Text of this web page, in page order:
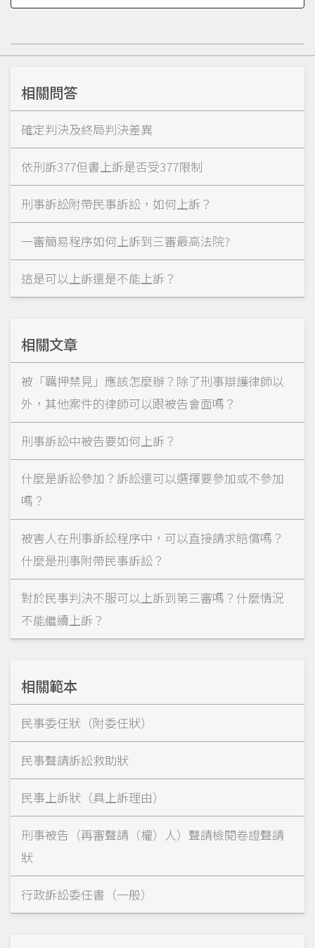
相關問答
確定判決及終局判決差異
依刑訴377但書上訴是否受377限制
刑事訴訟附帶民事訴訟，如何上訴？
一審簡易程序如何上訴到三審最高法院?
這是可以上訴還是不能上訴？
相關文章
被「羈押禁見」應該怎麼辦？除了刑事辯護律師以
外，其他案件的律師可以跟被告會面嗎？
刑事訴訟中被告要如何上訴？
什麼是訴訟參加？訴訟還可以選擇要參加或不參加
嗎？
被害人在刑事訴訟程序中，可以直接請求賠償嗎？
什麼是刑事附帶民事訴訟？
對於民事判決不服可以上訴到第三審嗎？什麼情況
不能繼續上訴？
相關範本
民事委任狀（附委任狀）
民事聲請訴訟救助狀
民事上訴狀（具上訴理由）
刑事被告（再審聲請（權）人）聲請檢閱卷證聲請
狀
行政訴訟委任書（一般）